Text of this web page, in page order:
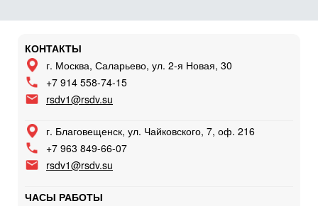
КОНТАКТЫ
г. Москва, Саларьево, ул. 2-я Новая, 30
+7 914 558-74-15
rsdv1@rsdv.su
г. Благовещенск, ул. Чайковского, 7, оф. 216
+7 963 849-66-07
rsdv1@rsdv.su
ЧАСЫ РАБОТЫ